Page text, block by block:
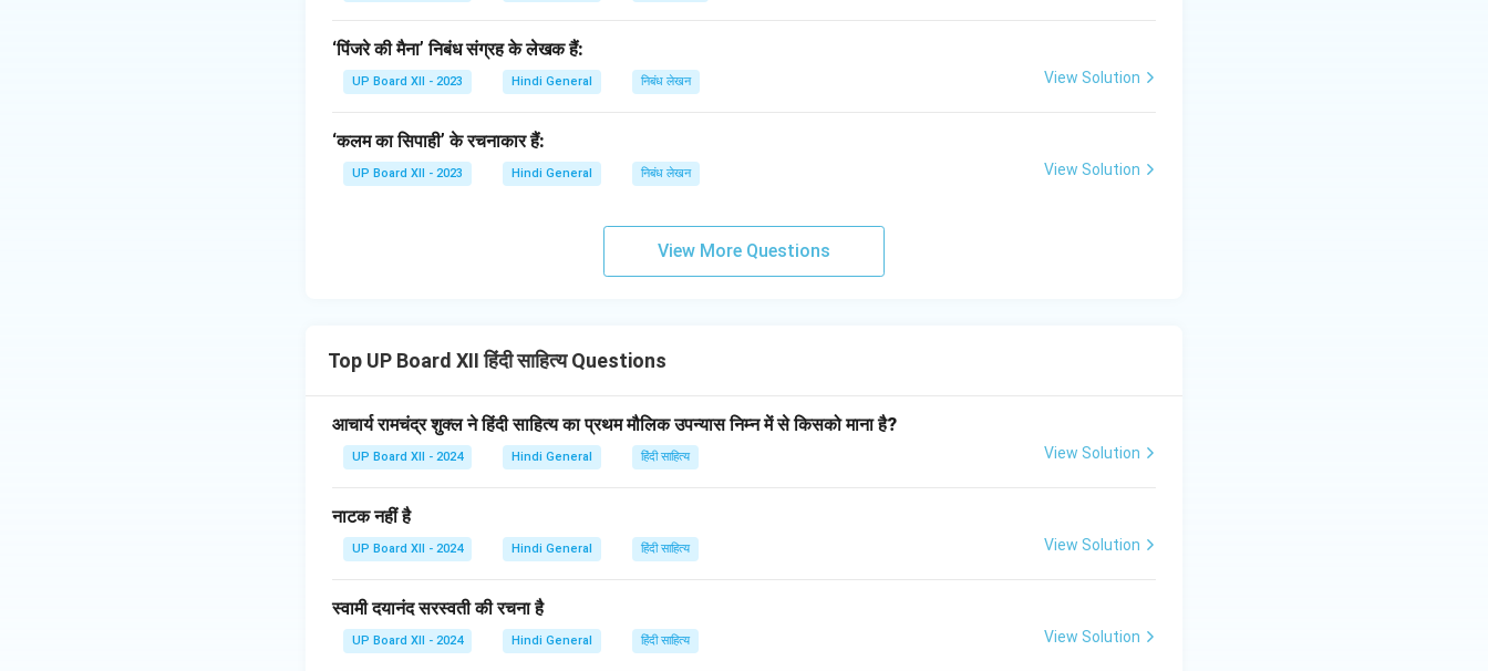
‘पिंजरे की मैना’ निबंध संग्रह के लेखक हैं:
UP Board XII - 2023 Hindi General निबंध लेखन View Solution
‘कलम का सिपाही’ के रचनाकार हैं:
UP Board XII - 2023 Hindi General निबंध लेखन View Solution
View More Questions
Top UP Board XII हिंदी साहित्य Questions
आचार्य रामचंद्र शुक्ल ने हिंदी साहित्य का प्रथम मौलिक उपन्यास निम्न में से किसको माना है?
UP Board XII - 2024 Hindi General हिंदी साहित्य View Solution
नाटक नहीं है
UP Board XII - 2024 Hindi General हिंदी साहित्य View Solution
स्वामी दयानंद सरस्वती की रचना है
UP Board XII - 2024 Hindi General हिंदी साहित्य View Solution